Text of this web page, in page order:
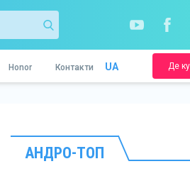
Honor Контакти UA Де
АНДРО-ТОП